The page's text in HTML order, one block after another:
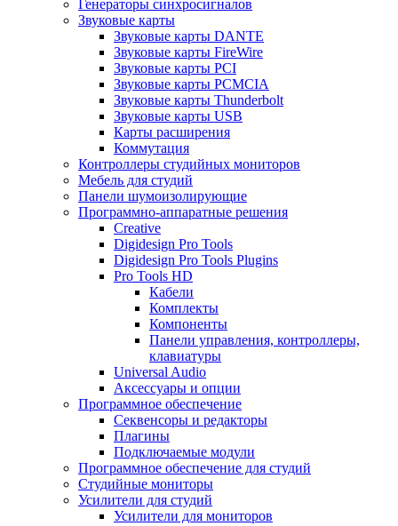
Генераторы синхросигналов
Звуковые карты
Звуковые карты DANTE
Звуковые карты FireWire
Звуковые карты PCI
Звуковые карты PCMCIA
Звуковые карты Thunderbolt
Звуковые карты USB
Карты расширения
Коммутация
Контроллеры студийных мониторов
Мебель для студий
Панели шумоизолирующие
Программно-аппаратные решения
Creative
Digidesign Pro Tools
Digidesign Pro Tools Plugins
Pro Tools HD
Кабели
Комплекты
Компоненты
Панели управления, контроллеры,
клавиатуры
Universal Audio
Аксессуары и опции
Программное обеспечение
Cеквенсоры и редакторы
Плагины
Подключаемые модули
Программное обеспечение для студий
Студийные мониторы
Усилители для студий
Усилители для мониторов